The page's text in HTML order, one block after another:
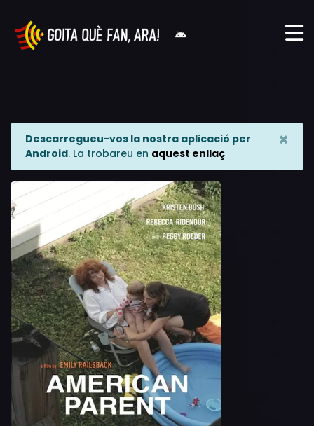
Descarregueu-vos la nostra aplicació per
Android. La trobareu en aquest enllaç
×